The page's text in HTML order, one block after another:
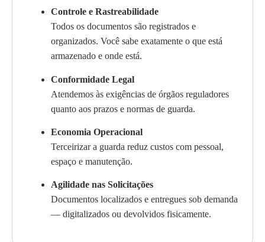
Controle e Rastreabilidade
Todos os documentos são registrados e
organizados. Você sabe exatamente o que está
armazenado e onde está.
Conformidade Legal
Atendemos às exigências de órgãos reguladores
quanto aos prazos e normas de guarda.
Economia Operacional
Terceirizar a guarda reduz custos com pessoal,
espaço e manutenção.
Agilidade nas Solicitações
Documentos localizados e entregues sob demanda
— digitalizados ou devolvidos fisicamente.